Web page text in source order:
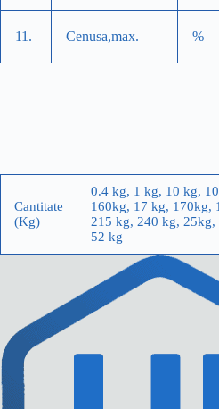
11. Cenusa,max. %
Cantitate
(Kg)
0.4 kg, 1 kg, 10 kg,
160kg, 17 kg, 170kg,
215 kg, 240 kg,
52 kg